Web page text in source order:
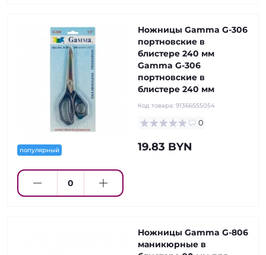
популярный
Ножницы Gamma G-306
портновские в
блистере 240 мм
Gamma G-306
портновские в
блистере 240 мм
Код товара: 91366555054
0
19.83 BYN
Ножницы Gamma G-806
маникюрные в